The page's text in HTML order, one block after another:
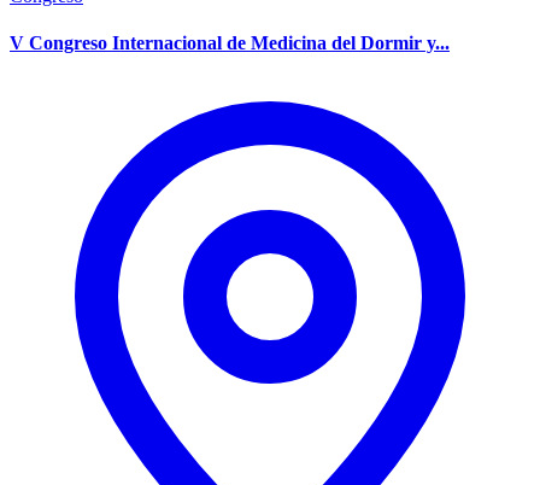
V Congreso Internacional de Medicina del Dormir y...